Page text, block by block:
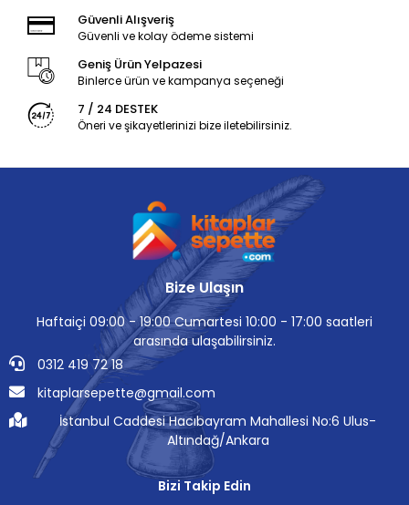
Güvenli Alışveriş
Güvenli ve kolay ödeme sistemi
Geniş Ürün Yelpazesi
Binlerce ürün ve kampanya seçeneği
7 / 24 DESTEK
Öneri ve şikayetlerinizi bize iletebilirsiniz.
Bize Ulaşın
Haftaiçi 09:00 - 19:00 Cumartesi 10:00 - 17:00 saatleri
arasında ulaşabilirsiniz.
0312 419 72 18
kitaplarsepette@gmail.com
İstanbul Caddesi Hacıbayram Mahallesi No:6 Ulus-
Altındağ/Ankara
Bizi Takip Edin